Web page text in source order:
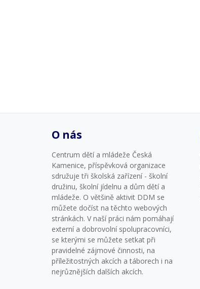
O nás
Centrum dětí a mládeže Česká
Kamenice, příspěvková organizace
sdružuje tři školská zařízení - školní
družinu, školní jídelnu a dům dětí a
mládeže. O většině aktivit DDM se
můžete dočíst na těchto webových
stránkách. V naší práci nám pomáhají
externí a dobrovolní spolupracovníci,
se kterými se můžete setkat při
pravidelné zájmové činnosti, na
příležitostných akcích a táborech i na
nejrůznějších dalších akcích.